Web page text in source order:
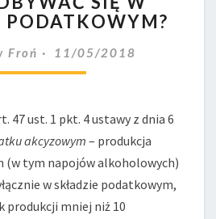
MUSI
SIĘ
W
PODATKOWYM?
Froń 11/05/2018
47 ust. 1 pkt. 4 ustawy z dnia 6
akcyzowym – produkcja
(w tym napojów alkoholowych)
w składzie podatkowym,
produkcji mniej niż 10